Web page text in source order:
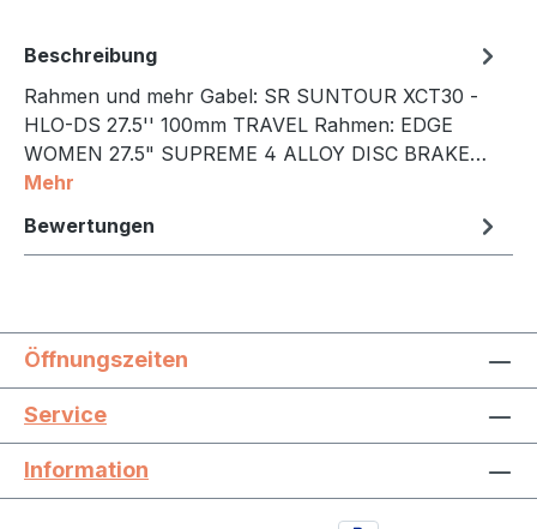
Beschreibung
Rahmen und mehr Gabel: SR SUNTOUR XCT30 -
HLO-DS 27.5'' 100mm TRAVEL Rahmen: EDGE
WOMEN 27.5" SUPREME 4 ALLOY DISC BRAKE…
Mehr
Bewertungen
Öffnungszeiten
Service
Information